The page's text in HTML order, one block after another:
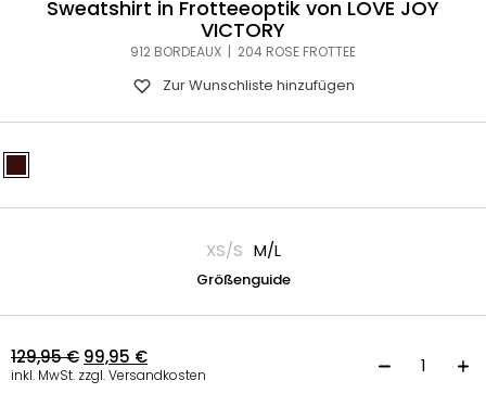
Sweatshirt in Frotteeoptik von LOVE JOY
VICTORY
912 BORDEAUX | 204 ROSE FROTTEE
Zur Wunschliste hinzufügen
XS/S M/L
Größenguide
129,95€ 99,95 €
inkl. MwSt. zzgl. Versandkosten